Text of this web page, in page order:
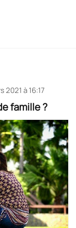
2021 à 16:17
famille ?